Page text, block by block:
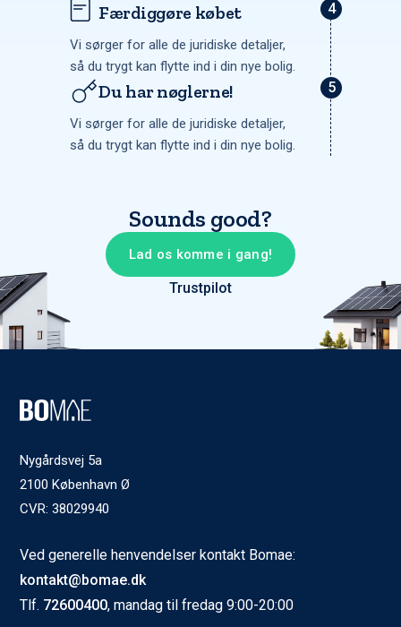
Færdiggøre købet
Vi sørger for alle de juridiske detaljer,
så du trygt kan flytte ind i din nye bolig.
Du har nøglerne!
Vi sørger for alle de juridiske detaljer,
så du trygt kan flytte ind i din nye bolig.
Sounds good?
Lad os komme i gang!
Trustpilot
Nygårdsvej 5a
2100 København Ø
CVR: 38029940
Ved generelle henvendelser kontakt Bomae:
kontakt@bomae.dk
Tlf. 72600400, mandag til fredag 9:00-20:00